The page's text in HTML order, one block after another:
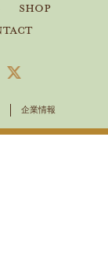
SHOP
企業情報